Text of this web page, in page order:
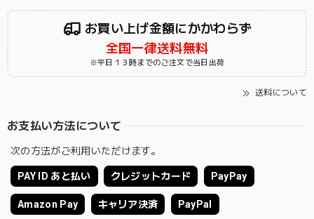
お買い上げ金額にかかわらず
全国一律送料無料
※平日１３時までのご注文で当日出荷
送料について
お支払い方法について
次の方法がご利用いただけます。
PAY ID あと払い クレジットカード PayPay
Amazon Pay キャリア決済 PayPal